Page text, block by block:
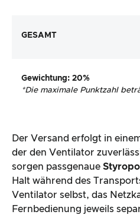
GESAMT
Gewichtung: 20%
*Die maximale Punktzahl
Der Versand erfolgt in
der den Ventilator
sorgen passgenaue
Halt während des
Ventilator selbst, das
Fernbedienung jeweils